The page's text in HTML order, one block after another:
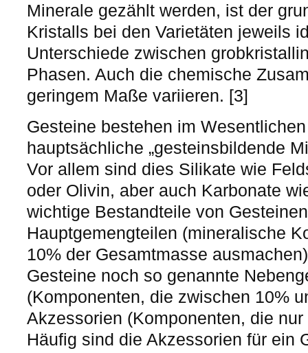
Minerale gezählt werden, ist der
Kristalls bei den Varietäten jeweils
Unterschiede zwischen
Phasen. Auch die chemische
geringem Maße variieren. [3]
Gesteine bestehen im
hauptsächliche „gesteinsbildende
Vor allem sind dies Silikate wie
oder Olivin, aber auch Karbonate
wichtige Bestandteile von
Hauptgemengteilen (mineralische
10% der Gesamtmasse
Gesteine noch so genannte
(Komponenten, die zwischen 10%
Akzessorien (Komponenten, die
Häufig sind die Akzessorien für ein